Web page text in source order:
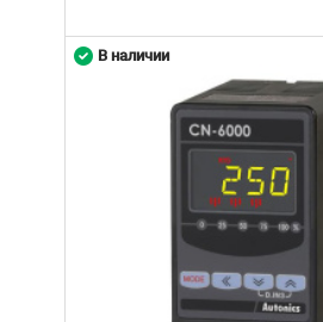
В наличии